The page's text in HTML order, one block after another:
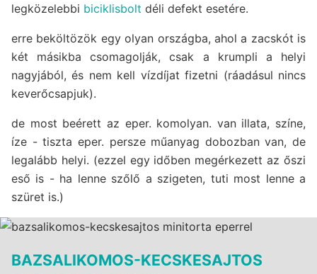
legközelebbi biciklisbolt déli defekt esetére.
erre beköltözök egy olyan országba, ahol a zacskót is
két másikba csomagolják, csak a krumpli a helyi
nagyjából, és nem kell vízdíjat fizetni (ráadásul nincs
keverőcsapjuk).
de most beérett az eper. komolyan. van illata, színe,
íze - tiszta eper. persze műanyag dobozban van, de
legalább helyi. (ezzel egy időben megérkezett az őszi
eső is - ha lenne szőlő a szigeten, tuti most lenne a
szüret is.)
BAZSALIKOMOS-KECSKESAJTOS